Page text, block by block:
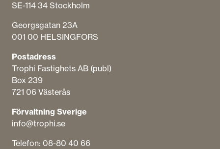
SE-114 34 Stockholm
Georgsgatan 23A
001 00 HELSINGFORS
Postadress
Trophi Fastighets AB (publ)
Box 239
721 06 Västerås
Förvaltning Sverige
info@trophi.se
Telefon: 08-80 40 66